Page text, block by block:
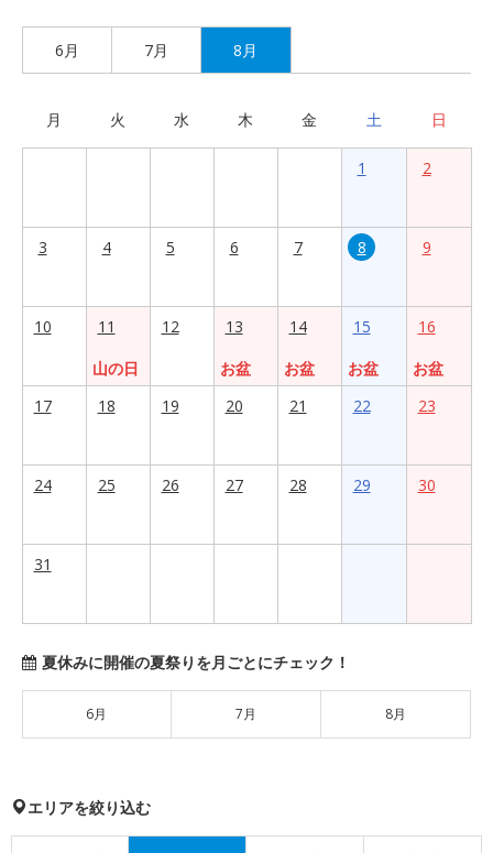
6月 7月 8月
月 火 水 木 金 土 日
1 2
3 4 5 6 7 8 9
10
11
山の日
12
13
お盆
14
お盆
15
お盆
16
お盆
17
18 19 20 21 22 23
24 25 26 27 28 29 30
31
夏休みに開催の夏祭りを月ごとにチェック！
6月 7月 8月
エリアを絞り込む